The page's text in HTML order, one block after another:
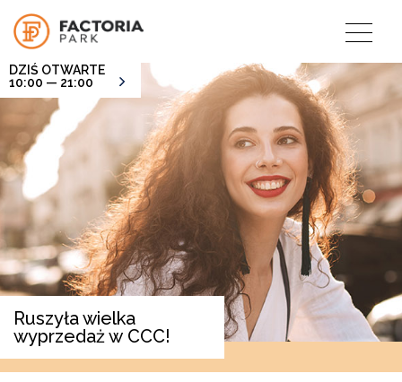
DZIŚ OTWARTE
10:00 — 21:00
Ruszyła wielka
wyprzedaż w CCC!